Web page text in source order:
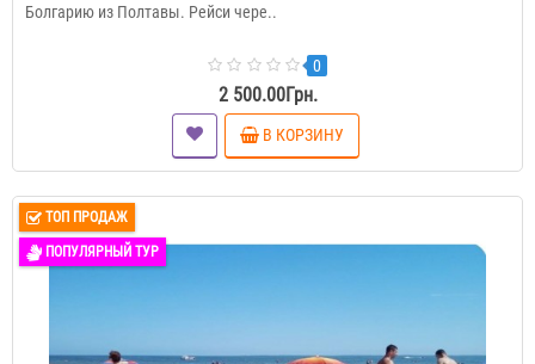
Болгарию из Полтавы. Рейси чере..
0
2 500.00Грн.
В КОРЗИНУ
ТОП ПРОДАЖ
ПОПУЛЯРНЫЙ ТУР